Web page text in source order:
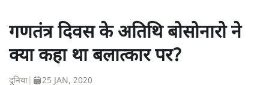
गणतंत्र दिवस के अतिथि बोसोनारो ने
क्या कहा था बलात्कार पर?
दुनिया 25 JAN, 2020